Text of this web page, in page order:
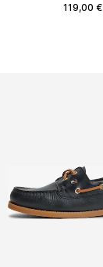
119,00 €